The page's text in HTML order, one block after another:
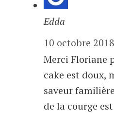
Edda
10 octobre
Merci Floriane
cake est doux,
saveur
de la courge